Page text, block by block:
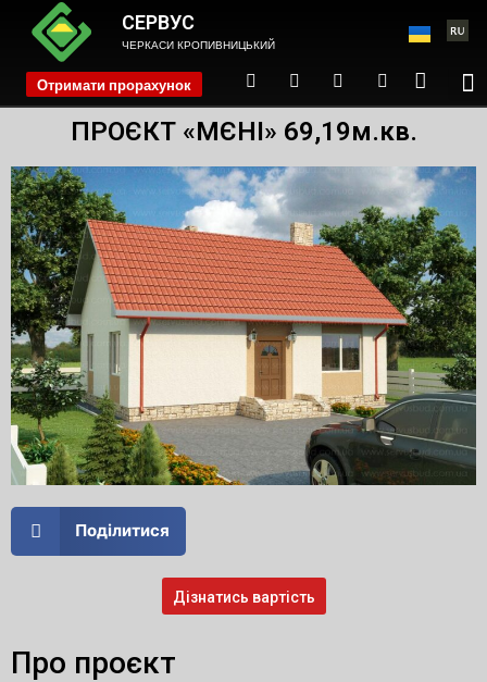
СЕРВУС
ЧЕРКАСИ КРОПИВНИЦЬКИЙ
Отримати прорахунок phone
ПРОЄКТ «МЄНІ» 69,19м.кв.
Поділитися
Дізнатись вартість
Про проєкт